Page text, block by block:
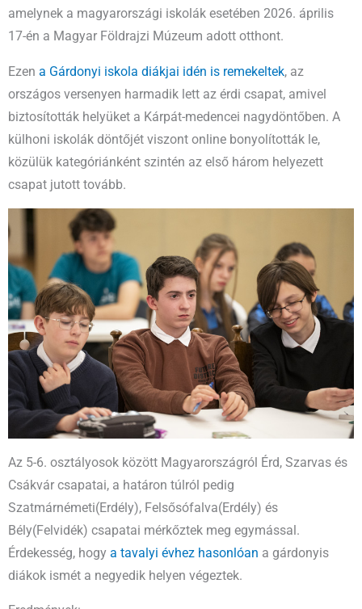
amelynek a magyarországi iskolák esetében 2026. április
17-én a Magyar Földrajzi Múzeum adott otthont.
Ezen a Gárdonyi iskola diákjai idén is remekeltek, az
országos versenyen harmadik lett az érdi csapat, amivel
biztosították helyüket a Kárpát-medencei nagydöntőben. A
külhoni iskolák döntőjét viszont online bonyolították le,
közülük kategóriánként szintén az első három helyezett
csapat jutott tovább.
Az 5-6. osztályosok között Magyarországról Érd, Szarvas és
Csákvár csapatai, a határon túlról pedig
Szatmárnémeti(Erdély), Felsősófalva(Erdély) és
Bély(Felvidék) csapatai mérkőztek meg egymással.
Érdekesség, hogy a tavalyi évhez hasonlóan a gárdonyis
diákok ismét a negyedik helyen végeztek.